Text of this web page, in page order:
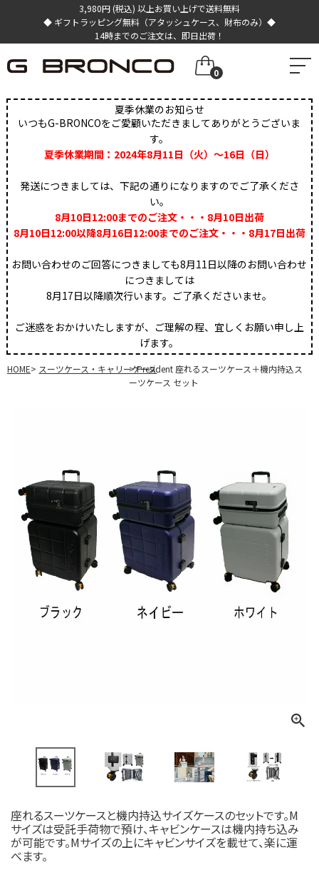
3,980円 (税込) 以上お買い上げで送料無料
◆ ギフトラッピング無料（アタッシュケース、財布のみ）◆
14時までのご注文は、即日出荷！
0
夏季休業のお知らせ
いつもG-BRONCOをご愛顧いただきましてありがとうございま
す。
夏季休業期間：2024年8月11日（火）～16日（日）
発送につきましては、下記の通りになりますのでご了承くださ
い。
8月10日12:00までのご注文・・・8月10日出荷
8月10日12:00以降8月16日12:00までのご注文・・・8月17日出荷
お問い合わせのご回答につきましても8月11日以降のお問い合わせ
につきましては
8月17日以降順次行います。ご了承くださいませ。
ご迷惑をおかけいたしますが、ご理解の程、宜しくお願い申し上
げます。
HOME スーツケース・キャリーケースPresident 座れるスーツケース＋機内持込ス
ーツケース セット
座れるスーツケースと機内持込サイズケースのセットです。M
サイズは受託手荷物で預け、キャビンケースは機内持ち込み
が可能です。Mサイズの上にキャビンサイズを載せて、楽に運
べます。